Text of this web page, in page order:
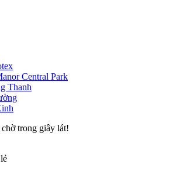
trong giây lát!